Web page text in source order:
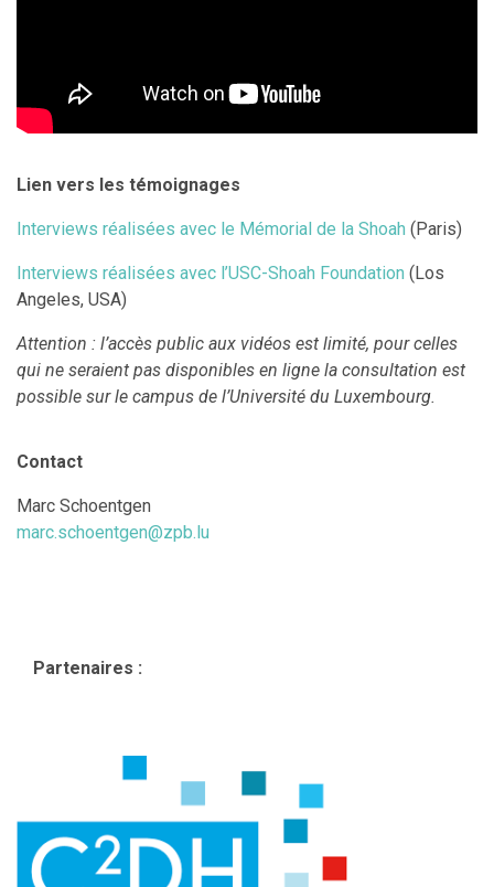
Lien vers les témoignages
Interviews réalisées avec le Mémorial de la Shoah (Paris)
Interviews réalisées avec l’USC-Shoah Foundation (Los
Angeles, USA)
Attention : l’accès public aux vidéos est limité, pour celles
qui ne seraient pas disponibles en ligne la consultation est
possible sur le campus de l’Université du Luxembourg.
Contact
Marc Schoentgen
marc.schoentgen@zpb.lu
Partenaires :